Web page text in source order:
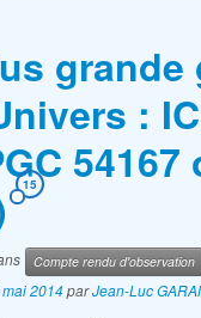
grande
:
54167
15
Compte rendu d'observation
2014parJean-Luc